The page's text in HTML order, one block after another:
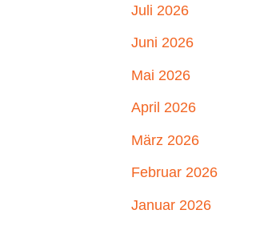
Juli 2026
Juni 2026
Mai 2026
April 2026
März 2026
Februar 2026
Januar 2026